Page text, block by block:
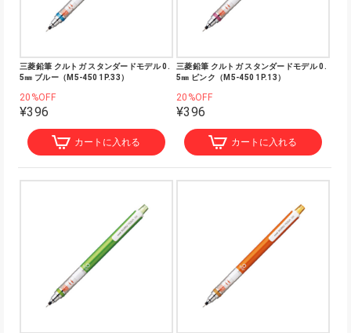
三菱鉛筆 クルトガ スタンダードモデル 0.
5㎜ ブルー（M5-450 1P.33）
20%OFF
¥396
カートに入れる
三菱鉛筆 クルトガ スタンダードモデル 0.
5㎜ ピンク（M5-450 1P.13）
20%OFF
¥396
カートに入れる